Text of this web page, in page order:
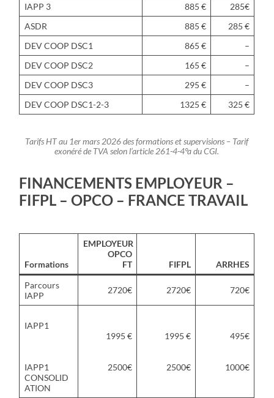
IAPP 3 885 €
285€
ASDR
885 €
285 €
DEV COOP DSC1
865 €
–
DEV COOP DSC2
165 €
–
DEV COOP DSC3
295 €
–
DEV COOP DSC1-2-3
1325 € 325 €
Tarifs HT au 1er mars 2026 des formations et supervisions – Tarif
exonéré de TVA selon l’article 261-4-4°a du CGI.
FINANCEMENTS EMPLOYEUR –
FIFPL – OPCO – FRANCE TRAVAIL
Formations
EMPLOYEUR
OPCO
FT
FIFPL
ARRHES
Parcours
IAPP
2720€ 2720€ 720€
IAPP1
IAPP1
CONSOLID
ATION
1995 €
2500€
1995 €
2500€
495€
1000€